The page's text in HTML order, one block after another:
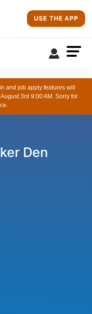
USE THE APP
and job apply features will
3rd 9:00 AM. Sorry for
Den